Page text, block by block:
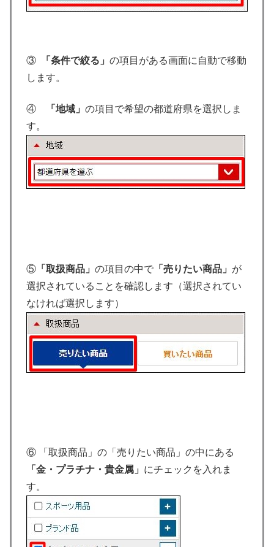
③ 「条件で絞る」 の項目がある画面に自動で移動
します。
④ 「地域」 の項目で希望の都道府県を選択しま
す。
⑤ 「取扱商品」 の項目の中で 「売りたい商品」 が
選択されていることを確認します（選択されてい
なければ選択します）
⑥ 「取扱商品」の「売りたい商品」の中にある
「金・プラチナ・貴金属 」 にチェックを入れま
す。